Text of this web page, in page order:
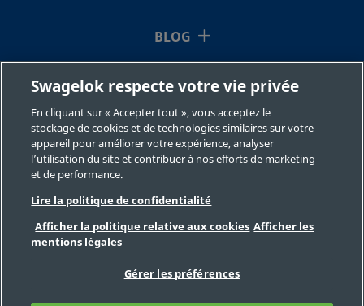
BLOG
RESSOURCES
À NOTRE SUJET
©2026 Swagelok Company. Tous droits réservés.
Sélection des produits en toute sécurité
Swagelok respecte votre vie privée
En cliquant sur « Accepter tout », vous acceptez le
stockage de cookies et de technologies similaires sur votre
appareil pour améliorer votre expérience, analyser
l’utilisation du site et contribuer à nos efforts de marketing
et de performance.
Lire la politique de confidentialité
Afficher la politique relative aux cookies Afficher les
mentions légales
Gérer les préférences